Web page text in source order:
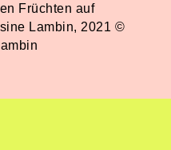
Früchten auf
Lambin, 2021 ©